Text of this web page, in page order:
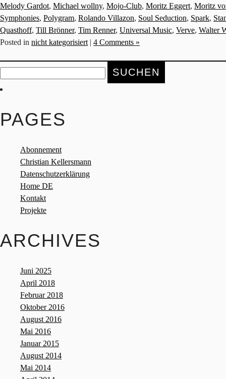
Melody Gardot, Michael wollny, Mojo-Club, Moritz Eggert, Moritz
Symphonies, Polygram, Rolando Villazon, Soul Seduction, Spark,
Quasthoff, Till Brönner, Tim Renner, Universal Music, Verve, Walter
Posted in nicht kategorisiert| 4 Comments »
Suche
nach:
PAGES
Abonnement
Christian Kellersmann
Datenschutzerklärung
Home DE
Kontakt
Projekte
ARCHIVES
Juni 2025
April 2018
Februar 2018
Oktober 2016
August 2016
Mai 2016
Januar 2015
August 2014
Mai 2014